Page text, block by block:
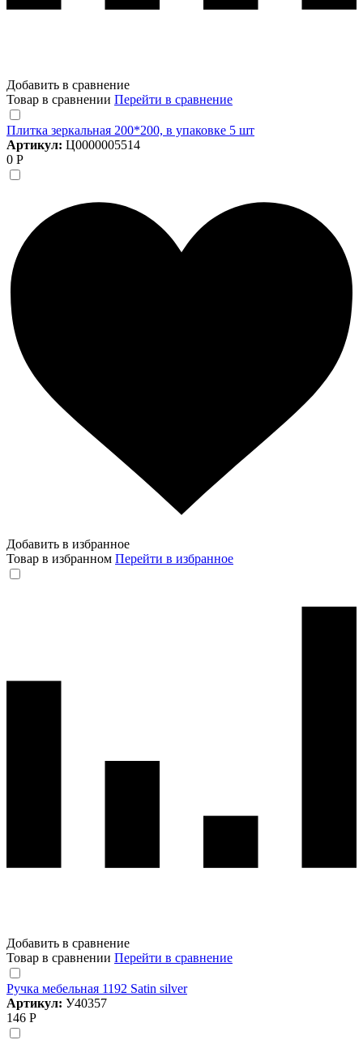
Добавить в сравнение
Товар в сравнении Перейти в сравнение
Плитка зеркальная 200*200, в упаковке 5 шт
Артикул: Ц0000005514
0 Р
Добавить в избранное
Товар в избранном Перейти в избранное
Добавить в сравнение
Товар в сравнении Перейти в сравнение
Ручка мебельная 1192 Satin silver
Артикул: У40357
146 Р